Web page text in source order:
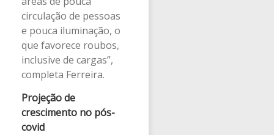
circulação de pessoas
e pouca iluminação, o
que favorece roubos,
inclusive de cargas”,
completa Ferreira.
Projeção de
crescimento no pós-
covid